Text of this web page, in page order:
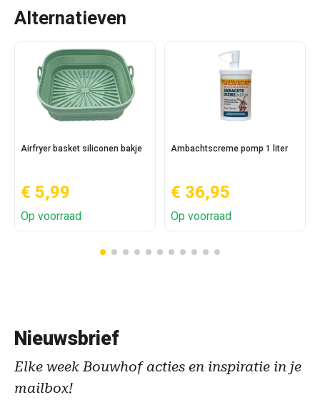
Alternatieven
Airfryer basket siliconen bakje
€ 5,99
Op voorraad
Ambachtscreme pomp 1 liter
€ 36,95
Op voorraad
Nieuwsbrief
Elke week Bouwhof acties en inspiratie in je
mailbox!